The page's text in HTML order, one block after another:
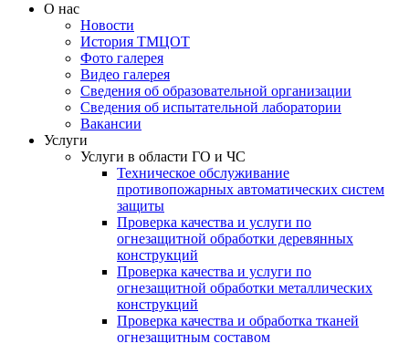
О нас
Новости
История ТМЦОТ
Фото галерея
Видео галерея
Сведения об образовательной организации
Сведения об испытательной лаборатории
Вакансии
Услуги
Услуги в области ГО и ЧС
Техническое обслуживание
противопожарных автоматических систем
защиты
Проверка качества и услуги по
огнезащитной обработки деревянных
конструкций
Проверка качества и услуги по
огнезащитной обработки металлических
конструкций
Проверка качества и обработка тканей
огнезащитным составом